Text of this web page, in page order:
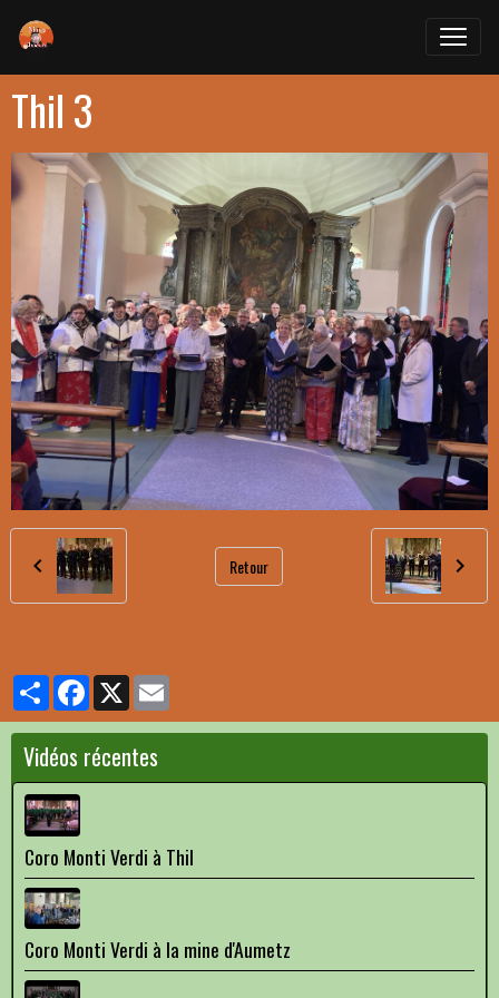
Thil 3
Retour
PartagerFacebook
X
Vidéos récentes
Coro Monti Verdi à Thil
Coro Monti Verdi à la mine d'Aumetz